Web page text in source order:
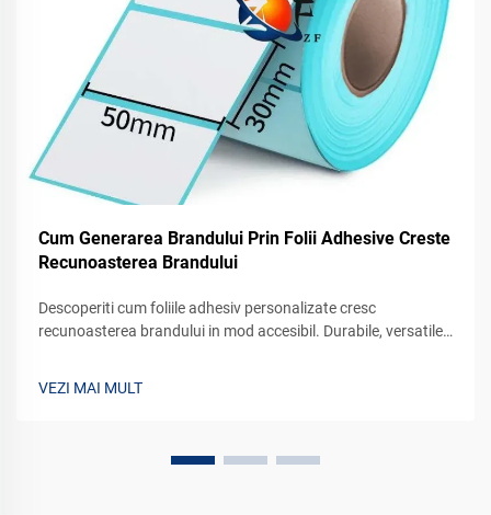
Cum Generarea Brandului Prin Folii Adhesive Creste
Recunoasterea Brandului
Descoperiti cum foliile adhesiv personalizate cresc
recunoasterea brandului in mod accesibil. Durabile, versatile
VEZI MAI MULT